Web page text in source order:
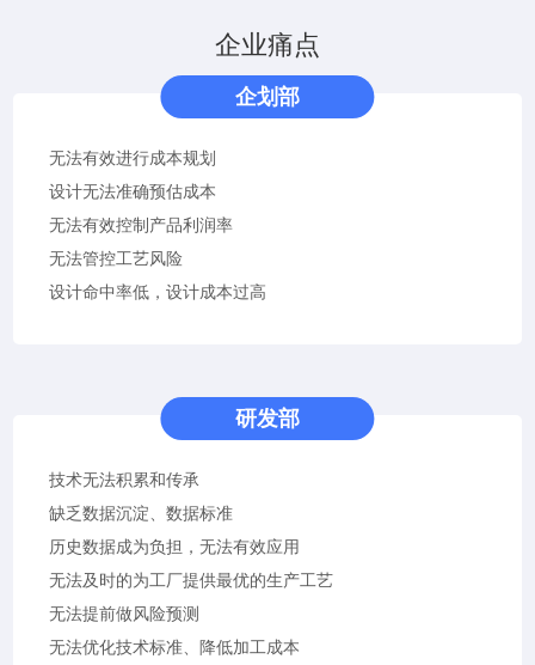
企业痛点
企划部
无法有效进行成本规划
设计无法准确预估成本
无法有效控制产品利润率
无法管控工艺风险
设计命中率低，设计成本过高
研发部
技术无法积累和传承
缺乏数据沉淀、数据标准
历史数据成为负担，无法有效应用
无法及时的为工厂提供最优的生产工艺
无法提前做风险预测
无法优化技术标准、降低加工成本